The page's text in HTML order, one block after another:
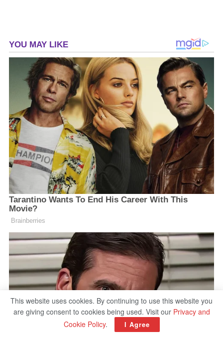
This website uses cookies. By continuing to use this website you
are giving consent to cookies being used. Visit our Privacy and
Cookie Policy. I Agree